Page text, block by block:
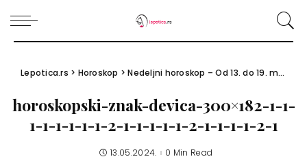
Lepotica.rs > Horoskop >Nedeljni horoskop – Od 13. do 19. maja 2024.
horoskopski-znak-devica-300×182-1-1-
1-1-1-1-1-1-2-1-1-1-1-1-2-1-1-1-1-2-1
13.05.2024. 0 Min Read